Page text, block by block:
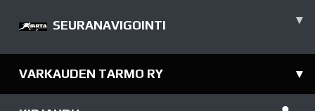
SEURANAVIGOINTI ▾
VARKAUDEN TARMO RY ▾